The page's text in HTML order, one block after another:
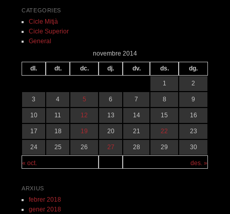
CATEGORIES
Cicle Mitjà
Cicle Superior
General
novembre 2014
dl. dt. dc. dj. dv. ds. dg.
« oct. des. »
1 2
3 4 5 6 7 8 9
10 11 12 13 14 15 16
17 18 19 20 21 22 23
24 25 26 27 28 29 30
ARXIUS
febrer 2018
gener 2018